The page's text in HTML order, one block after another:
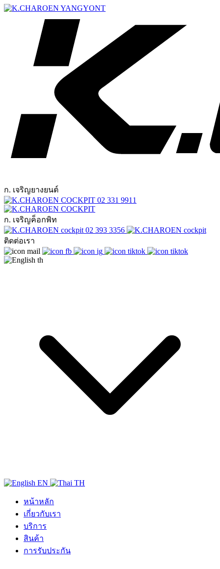
ก. เจริญยางยนต์
02 331 9911
ก. เจริญค็อกพิท
02 393 3356
ติดต่อเรา
th
EN TH
หน้าหลัก
เกี่ยวกับเรา
บริการ
สินค้า
การรับประกัน